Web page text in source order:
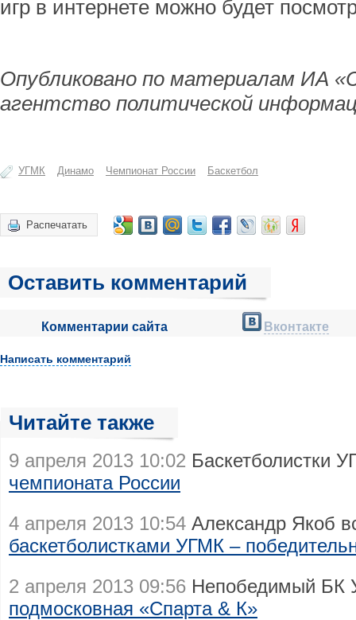
игр в интернете можно будет
Опубликовано по материалам ИА
агентство политической
УГМК Динамо Чемпионат России Баскетбол
Распечатать
Оставить комментарий
Комментарии сайта Вконтакте
Написать комментарий
Читайте также
9 апреля 2013 10:02 Баскетболистки
чемпионата России
4 апреля 2013 10:54 Александр Якоб
баскетболистками УГМК –
2 апреля 2013 09:56 Непобедимый БК
подмосковная «Спарта & К»